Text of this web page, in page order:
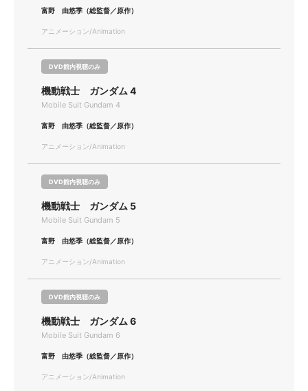
富野 由悠季（総監督／原作）
アニメーション/Animation
DVD館内視聴のみ
機動戦士 ガンダム 4
Mobile Suit Gundam 4
富野 由悠季（総監督／原作）
アニメーション/Animation
DVD館内視聴のみ
機動戦士 ガンダム 5
Mobile Suit Gundam 5
富野 由悠季（総監督／原作）
アニメーション/Animation
DVD館内視聴のみ
機動戦士 ガンダム 6
Mobile Suit Gundam 6
富野 由悠季（総監督／原作）
アニメーション/Animation